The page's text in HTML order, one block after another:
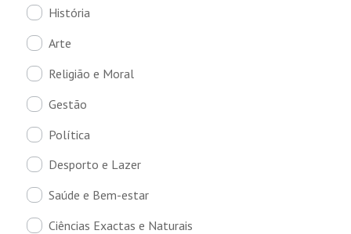
História
Arte
Religião e Moral
Gestão
Política
Desporto e Lazer
Saúde e Bem-estar
Ciências Exactas e Naturais